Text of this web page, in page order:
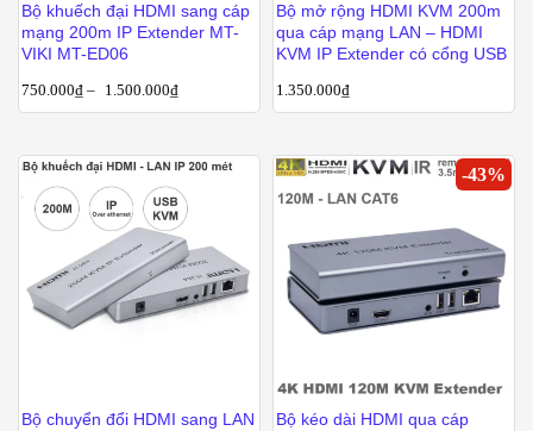
Bộ khuếch đại HDMI sang cáp
mạng 200m IP Extender MT-
VIKI MT-ED06
750.000₫ – 1.500.000₫
Bộ mở rộng HDMI KVM 200m
qua cáp mạng LAN – HDMI
KVM IP Extender có cổng USB
1.350.000₫
Bộ chuyển đổi HDMI sang LAN
-43%
Bộ kéo dài HDMI qua cáp